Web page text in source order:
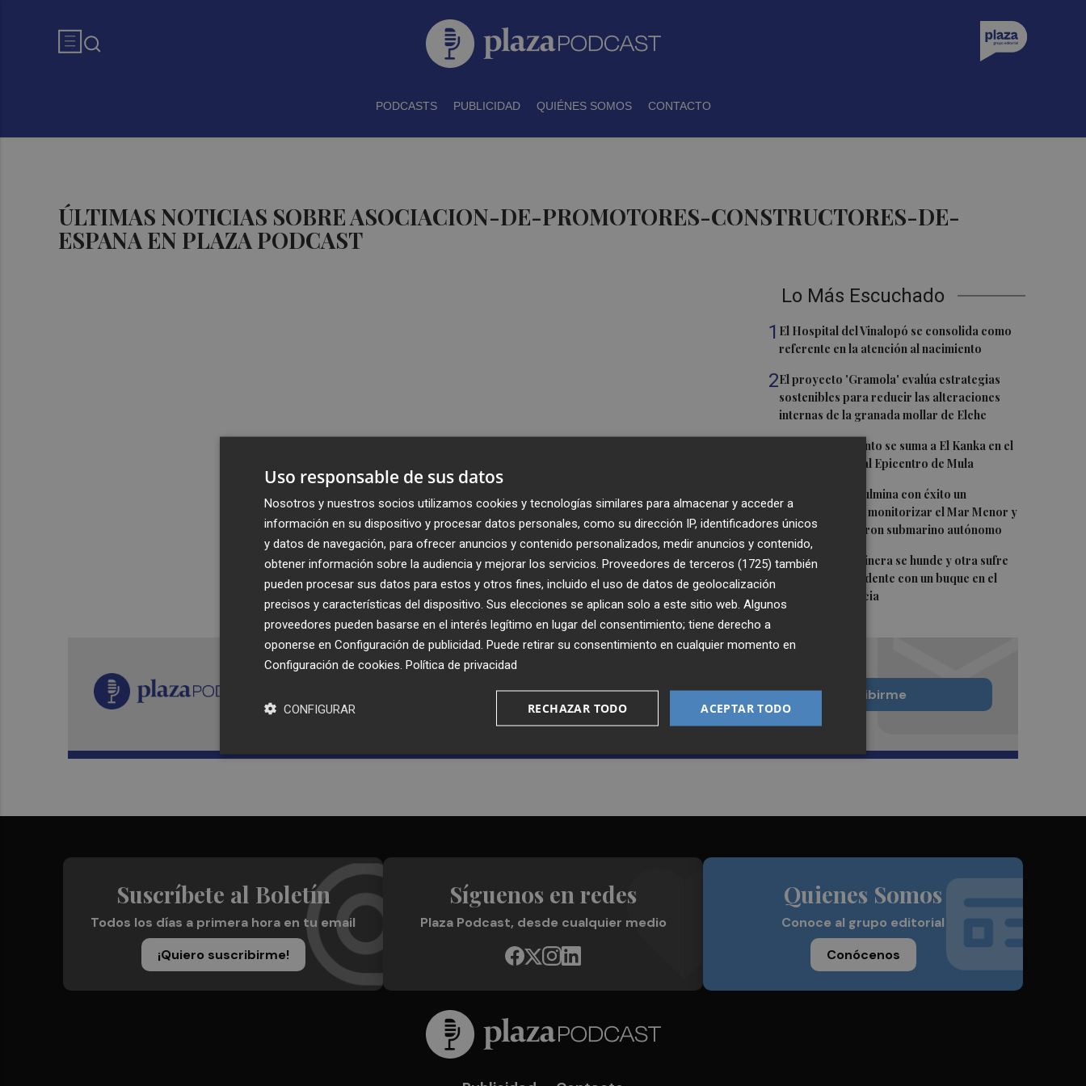
PODCASTS PUBLICIDAD QUIÉNES SOMOS CONTACTO
ÚLTIMAS NOTICIAS SOBRE ASOCIACION-DE-PROMOTORES-CONSTRUCTORES-DE-
ESPANA EN PLAZA PODCAST
Lo Más Escuchado
1 El Hospital del Vinalopó se consolida como
referente en la atención al nacimiento
2El proyecto 'Gramola' evalúa estrategias
sostenibles para reducir las alteraciones
internas de la granada mollar de Elche
María Escarmiento se suma a El Kanka en el
cartel del festival Epicentro de Mula
4 UPCT Makers culmina con éxito un
catamarán para monitorizar el Mar Menor y
ya prepara un dron submarino autónomo
5Una batea clochinera se hunde y otra sufre
daños en un incidente con un buque en el
puerto de Valencia
Plaza Podcast en tu correo
Quiero suscribirme
Suscríbete al Boletín
Todos los días a primera hora en tu email
¡Quiero suscribirme!
Síguenos en redes
Plaza Podcast, desde cualquier medio
Quienes Somos
Conoce al grupo editorial
Conócenos
Uso responsable de sus datos
Nosotros y nuestros socios utilizamos cookies y tecnologías similares para almacenar y acceder a
información en su dispositivo y procesar datos personales, como su dirección IP, identificadores únicos
y datos de navegación, para ofrecer anuncios y contenido personalizados, medir anuncios y contenido,
obtener información sobre la audiencia y mejorar los servicios. Proveedores de terceros (1725) también
pueden procesar sus datos para estos y otros fines, incluido el uso de datos de geolocalización
precisos y características del dispositivo. Sus elecciones se aplican solo a este sitio web. Algunos
proveedores pueden basarse en el interés legítimo en lugar del consentimiento; tiene derecho a
oponerse en Configuración de publicidad . Puede retirar su consentimiento en cualquier momento en
Configuración de cookies Política de privacidad
ACEPTAR TODO
RECHAZAR TODO
CONFIGURAR